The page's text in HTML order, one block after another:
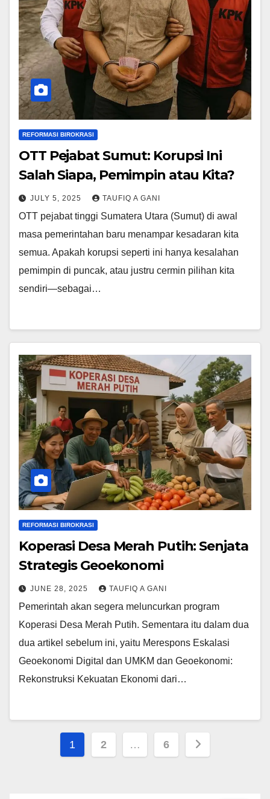
REFORMASI BIROKRASI
OTT Pejabat Sumut: Korupsi Ini
Salah Siapa, Pemimpin atau Kita?
JULY 5, 2025 TAUFIQ A GANI
OTT pejabat tinggi Sumatera Utara (Sumut) di awal
masa pemerintahan baru menampar kesadaran kita
semua. Apakah korupsi seperti ini hanya kesalahan
pemimpin di puncak, atau justru cermin pilihan kita
sendiri—sebagai…
REFORMASI BIROKRASI
Koperasi Desa Merah Putih: Senjata
Strategis Geoekonomi
JUNE 28, 2025 TAUFIQ A GANI
Pemerintah akan segera meluncurkan program
Koperasi Desa Merah Putih. Sementara itu dalam dua
dua artikel sebelum ini, yaitu Merespons Eskalasi
Geoekonomi Digital dan UMKM dan Geoekonomi:
Rekonstruksi Kekuatan Ekonomi dari…
Posts
1 2 … 6